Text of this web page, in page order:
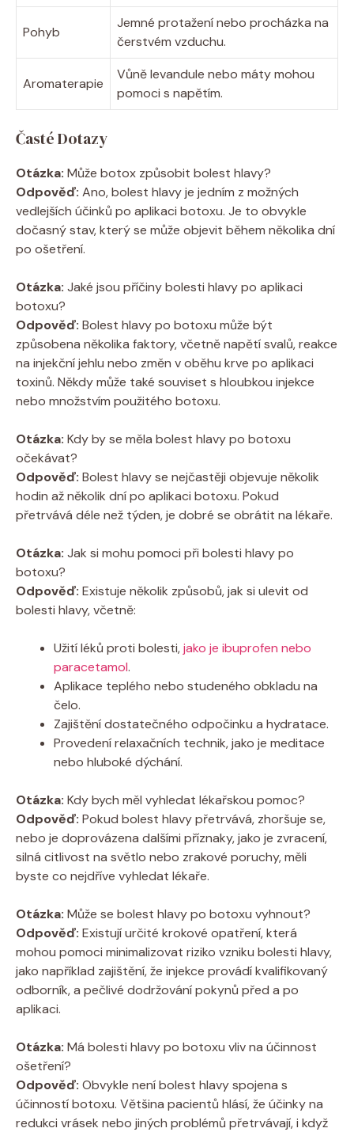
Pohyb
Jemné protažení nebo procházka na
čerstvém vzduchu.
Aromaterapie
Vůně levandule nebo máty mohou
pomoci s napětím.
Časté Dotazy
Otázka: Může botox způsobit bolest hlavy?
Odpověď: Ano, bolest hlavy je jedním z možných
vedlejších účinků po aplikaci botoxu. Je to obvykle
dočasný stav, který se může objevit během několika dní
po ošetření.
Otázka: Jaké jsou příčiny bolesti hlavy po aplikaci
botoxu?
Odpověď: Bolest hlavy po botoxu může být
způsobena několika faktory, včetně napětí svalů, reakce
na injekční jehlu nebo změn v oběhu krve po aplikaci
toxinů. Někdy může také souviset s hloubkou injekce
nebo množstvím použitého botoxu.
Otázka: Kdy by se měla bolest hlavy po botoxu
očekávat?
Odpověď: Bolest hlavy se nejčastěji objevuje několik
hodin až několik dní po aplikaci botoxu. Pokud
přetrvává déle než týden, je dobré se obrátit na lékaře.
Otázka: Jak si mohu pomoci při bolesti hlavy po
botoxu?
Odpověď: Existuje několik způsobů, jak si ulevit od
bolesti hlavy, včetně:
Užití léků proti bolesti,jako je ibuprofen nebo
paracetamol.
Aplikace teplého nebo studeného obkladu na
čelo.
Zajištění dostatečného odpočinku a hydratace.
Provedení relaxačních technik, jako je meditace
nebo hluboké dýchání.
Otázka: Kdy bych měl vyhledat lékařskou pomoc?
Odpověď: Pokud bolest hlavy přetrvává, zhoršuje se,
nebo je doprovázena dalšími příznaky, jako je zvracení,
silná citlivost na světlo nebo zrakové poruchy, měli
byste co nejdříve vyhledat lékaře.
Otázka: Může se bolest hlavy po botoxu vyhnout?
Odpověď: Existují určité krokové opatření, která
mohou pomoci minimalizovat riziko vzniku bolesti hlavy,
jako například zajištění, že injekce provádí kvalifikovaný
odborník, a pečlivé dodržování pokynů před a po
aplikaci.
Otázka: Má bolesti hlavy po botoxu vliv na účinnost
ošetření?
Odpověď: Obvykle není bolest hlavy spojena s
účinností botoxu. Většina pacientů hlásí, že účinky na
redukci vrásek nebo jiných problémů přetrvávají, i když